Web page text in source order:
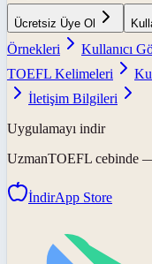
Ücretsiz Üye Ol
Örnekleri
Kullanıcı
TOEFL Kelimeleri
İletişim Bilgileri
Uygulamayı indir
UzmanTOEFL cebinde
İndirApp Store